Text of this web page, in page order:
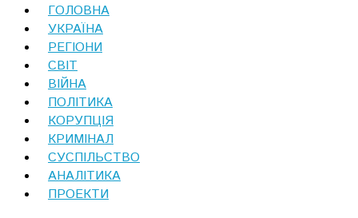
ГОЛОВНА
УКРАЇНА
РЕГІОНИ
СВІТ
ВІЙНА
ПОЛІТИКА
КОРУПЦІЯ
КРИМІНАЛ
СУСПІЛЬСТВО
АНАЛІТИКА
ПРОЕКТИ